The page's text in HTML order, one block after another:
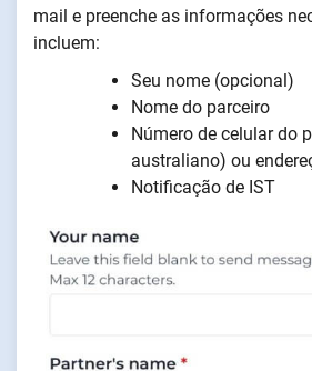
mail e preenche as informações
incluem:
Seu nome (opcional)
Nome do parceiro
Número de celular do
australiano) ou
Notificação de IST